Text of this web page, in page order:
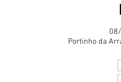
Portinho da